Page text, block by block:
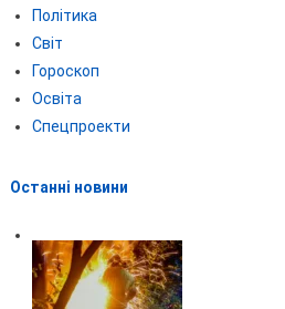
Політика
Світ
Гороскоп
Освіта
Спецпроекти
Останні новини